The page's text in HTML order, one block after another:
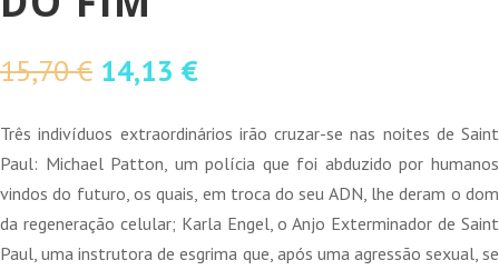
15,70€ O
original
era:
15,70 €.
14,13 €O
atual
é:
14,13 €.
Três indivíduos extraordinários irão cruzar-se nas noites de Saint
Paul: Michael Patton, um polícia que foi abduzido por humanos
vindos do futuro, os quais, em troca do seu ADN, lhe deram o dom
da regeneração celular; Karla Engel, o Anjo Exterminador de Saint
Paul, uma instrutora de esgrima que, após uma agressão sexual, se